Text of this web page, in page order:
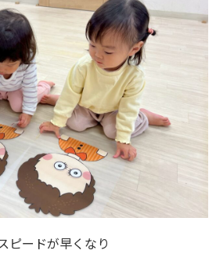
ピードが早くなり